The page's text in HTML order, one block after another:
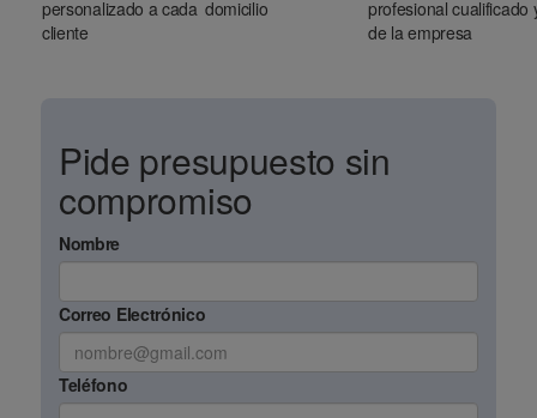
personalizado a cada
cliente
domicilio
profesional cualificado
de la empresa
Pide presupuesto sin
compromiso
Nombre
Correo Electrónico
Teléfono